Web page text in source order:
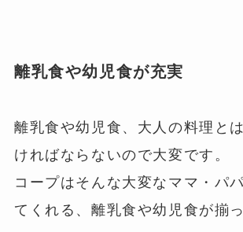
離乳食や幼児食が充実
離乳食や幼児食、大人の料理と
ければならないので大変です。
コープはそんな大変なママ・パ
てくれる、離乳食や幼児食が揃